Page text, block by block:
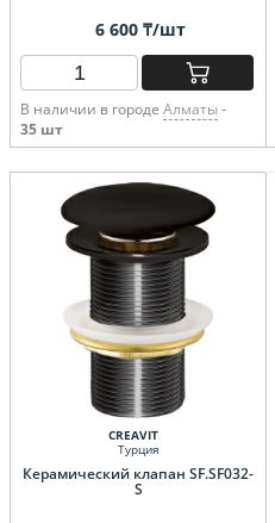
6 600 ₸/шт
В наличии в городе Алматы -
35 шт
CREAVIT
Турция
Керамический клапан SF.SF032-
S